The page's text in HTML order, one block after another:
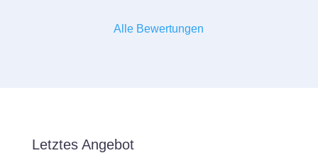
Alle Bewertungen
Letztes Angebot